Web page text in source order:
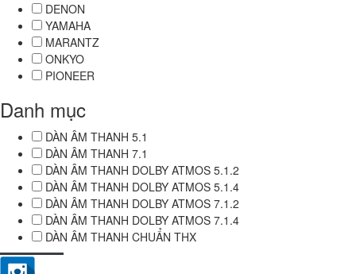
DENON
YAMAHA
MARANTZ
ONKYO
PIONEER
Danh mục
DÀN ÂM THANH 5.1
DÀN ÂM THANH 7.1
DÀN ÂM THANH DOLBY ATMOS 5.1.2
DÀN ÂM THANH DOLBY ATMOS 5.1.4
DÀN ÂM THANH DOLBY ATMOS 7.1.2
DÀN ÂM THANH DOLBY ATMOS 7.1.4
DÀN ÂM THANH CHUẨN THX